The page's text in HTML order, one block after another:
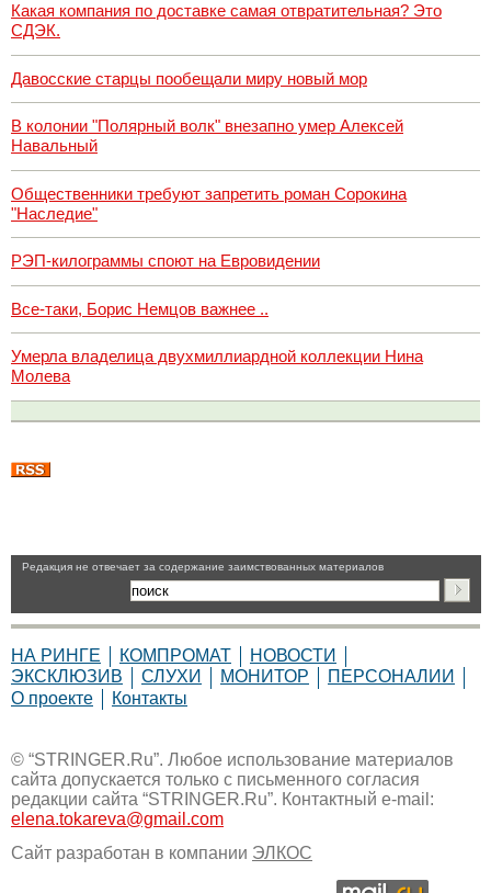
Какая компания по доставке самая отвратительная? Это
СДЭК.
Давосские старцы пообещали миру новый мор
В колонии "Полярный волк" внезапно умер Алексей
Навальный
Общественники требуют запретить роман Сорокина
"Наследие"
РЭП-килограммы споют на Евровидении
Все-таки, Борис Немцов важнее ..
Умерла владелица двухмиллиардной коллекции Нина
Молева
Pедакция не отвечает за содержание заимствованных материалов
НА РИНГЕ КОМПРОМАТ
НОВОСТИ
ЭКСКЛЮЗИВ
СЛУХИ МОНИТОР
ПЕРСОНАЛИИ
О проекте
Контакты
© “STRINGER.Ru”. Любое использование материалов
сайта допускается только с письменного согласия
редакции сайта “STRINGER.Ru”. Контактный e-mail:
elena.tokareva@gmail.com
Сайт разработан в компании ЭЛКОС